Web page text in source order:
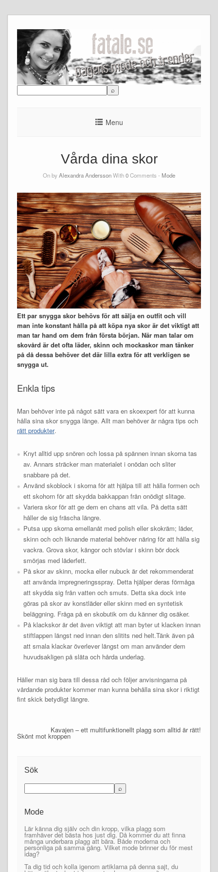
to
content
Menu
Vårda dina skor
On byAlexandra AnderssonWith0Comments - Mode
Ett par snygga skor behövs för att sälja en outfit och vill
man inte konstant hålla på att köpa nya skor är det viktigt att
man tar hand om dem från första början. När man talar om
skovård är det ofta läder, skinn och mockaskor man tänker
på då dessa behöver det där lilla extra för att verkligen se
snygga ut.
Enkla tips
Man behöver inte på något sätt vara en skoexpert för att kunna
hålla sina skor snygga länge. Allt man behöver är några tips och
rätt produkter.
Knyt alltid upp snören och lossa på spännen innan skorna tas
av. Annars sträcker man materialet i onödan och sliter
snabbare på det.
Använd skoblock i skorna för att hjälpa till att hålla formen och
ett skohorn för att skydda bakkappan från onödigt slitage.
Variera skor för att ge dem en chans att vila. På detta sätt
håller de sig fräscha längre.
Putsa upp skorna emellanåt med polish eller skokräm; läder,
skinn och och liknande material behöver näring för att hålla sig
vackra. Grova skor, kängor och stövlar i skinn bör dock
smörjas med läderfett.
På skor av skinn, mocka eller nubuck är det rekommenderat
att använda impregneringsspray. Detta hjälper deras förmåga
att skydda sig från vatten och smuts. Detta ska dock inte
göras på skor av konstläder eller skinn med en syntetisk
beläggning. Fråga på en skobutik om du känner dig osäker.
På klackskor är det även viktigt att man byter ut klacken innan
stiftlappen längst ned innan den slitits ned helt.Tänk även på
att smala klackar överlever längst om man använder dem
huvudsakligen på släta och hårda underlag.
Håller man sig bara till dessa råd och följer anvisningarna på
vårdande produkter kommer man kunna behålla sina skor i riktigt
fint skick betydligt längre.
Kavajen – ett multifunktionellt plagg som alltid är rätt!
Skönt mot kroppen
Sök
Mode
Lär känna dig själv och din kropp, vilka plagg som
framhäver det bästa hos just dig. Då kommer du att finna
många underbara plagg att bära. Både moderna och
personliga på samma gång. Vilket mode brinner du för mest
idag?
Ta dig tid och kolla igenom artiklarna på denna sajt, du